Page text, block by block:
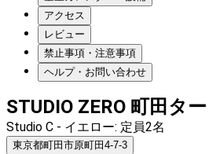
アクセス
レビュー
禁止事項・注意事項
ヘルプ・お問い合わせ
STUDIO ZERO 町田タ
Studio C - イエロー: 定員2名
東京都町田市原町田4-7-3